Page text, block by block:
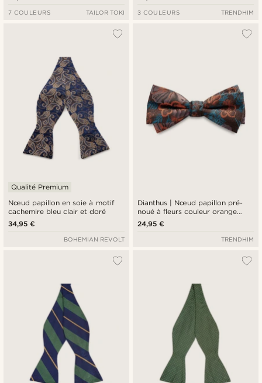
7 COULEURS TAILOR TOKI 3 COULEURS TRENDHIM
Nœud papillon en soie à motif
cachemire bleu clair et doré
Qualité Premium
34,95 €
BOHEMIAN REVOLT
Dianthus | Nœud papillon pré-
noué à fleurs couleur orange
brûlé
24,95 €
TRENDHIM